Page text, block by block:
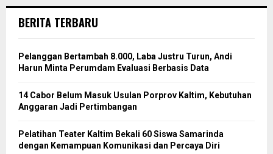
BERITA TERBARU
Pelanggan Bertambah 8.000, Laba Justru Turun, Andi
Harun Minta Perumdam Evaluasi Berbasis Data
14 Cabor Belum Masuk Usulan Porprov Kaltim, Kebutuhan
Anggaran Jadi Pertimbangan
Pelatihan Teater Kaltim Bekali 60 Siswa Samarinda
dengan Kemampuan Komunikasi dan Percaya Diri